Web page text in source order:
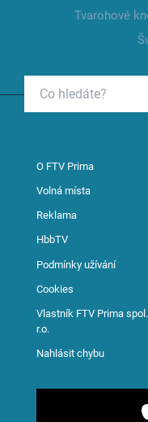
Tvarohové
O FTV Prima
Volná místa
Reklama
HbbTV
Podmínky užívání
Cookies
Vlastník FTV Prima
r.o.
Nahlásit chybu